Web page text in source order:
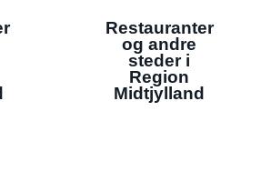
Restauranter
og andre
steder i
Region
Midtjylland